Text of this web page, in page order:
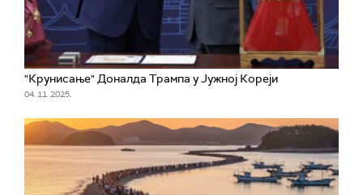
"Крунисање" Доналда Трампа у Јужној Кореји
04. 11. 2025.